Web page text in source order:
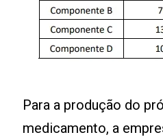
Para a produção do
medicamento, a